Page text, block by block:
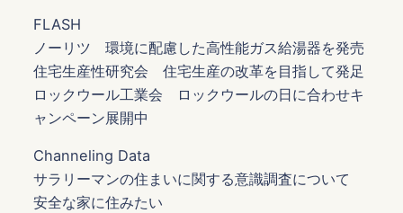
FLASH
ノーリツ 環境に配慮した高性能ガス給湯器を発売
住宅生産性研究会 住宅生産の改革を目指して発足
ロックウール工業会 ロックウールの日に合わせキ
ャンペーン展開中
Channeling Data
サラリーマンの住まいに関する意識調査について
安全な家に住みたい